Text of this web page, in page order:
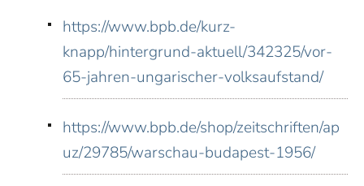
https://www.bpb.de/kurz-
knapp/hintergrund-aktuell/342325/vor-
65-jahren-ungarischer-volksaufstand/
https://www.bpb.de/shop/zeitschriften/ap
uz/29785/warschau-budapest-1956/